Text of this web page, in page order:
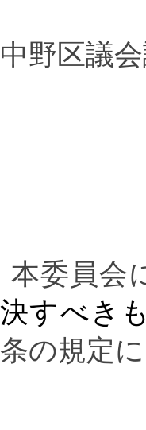
中野区議
本委員会
決すべき
条の規定